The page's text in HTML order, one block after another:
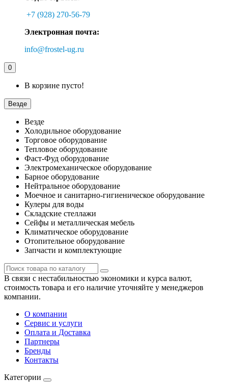
+7 (928) 270-56-79
Электронная почта:
info@frostel-ug.ru
0
В корзине пусто!
Везде
Везде
Холодильное оборудование
Торговое оборудование
Тепловое оборудование
Фаст-Фуд оборудование
Электромеханическое оборудование
Барное оборудование
Нейтральное оборудование
Моечное и санитарно-гигиеническое оборудование
Кулеры для воды
Складские стеллажи
Сейфы и металлическая мебель
Климатическое оборудование
Отопительное оборудование
Запчасти и комплектующие
В связи с нестабильностью экономики и курса валют,
стоимость товара и его наличие уточняйте у менеджеров
компании.
О компании
Сервис и услуги
Оплата и Доставка
Партнеры
Бренды
Контакты
Категории